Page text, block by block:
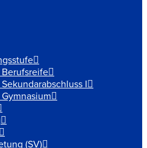
I
(SV)